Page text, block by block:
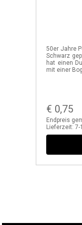
50er Jahre
Schwarz
hat einen
mit einer
€ 0,75
Endpreis
Lieferzeit: 7-